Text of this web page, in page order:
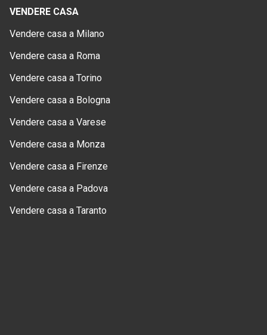
VENDERE CASA
Vendere casa a Milano
Vendere casa a Roma
Vendere casa a Torino
Vendere casa a Bologna
Vendere casa a Varese
Vendere casa a Monza
Vendere casa a Firenze
Vendere casa a Padova
Vendere casa a Taranto